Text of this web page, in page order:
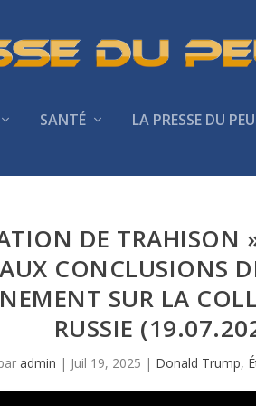
SANTÉ LA PRESSE DU
DE TRAHISON
CONCLUSIONS
SUR LA
RUSSIE
admin | Juil 19, 2025 | Donald Trump,